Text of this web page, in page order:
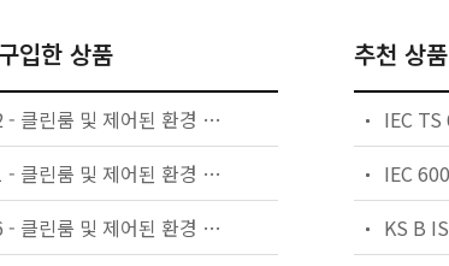
입한 상품
KS I ISO 14644-2 - 클린룸 및 제어된 환경 — 제2부:클린룸 성능 확인을 위한 입자 농도 모니터링
KS I ISO 14644-1 - 클린룸 및 제어된 환경 — 제1부: 입자 농도에 의한 공기 청정도 등급분류
KS I ISO 14644-6 - 클린룸 및 제어된 환경 — 제6부: 용어
추천 상품